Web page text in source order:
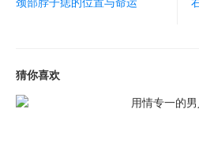
猜你喜欢
用情专一的